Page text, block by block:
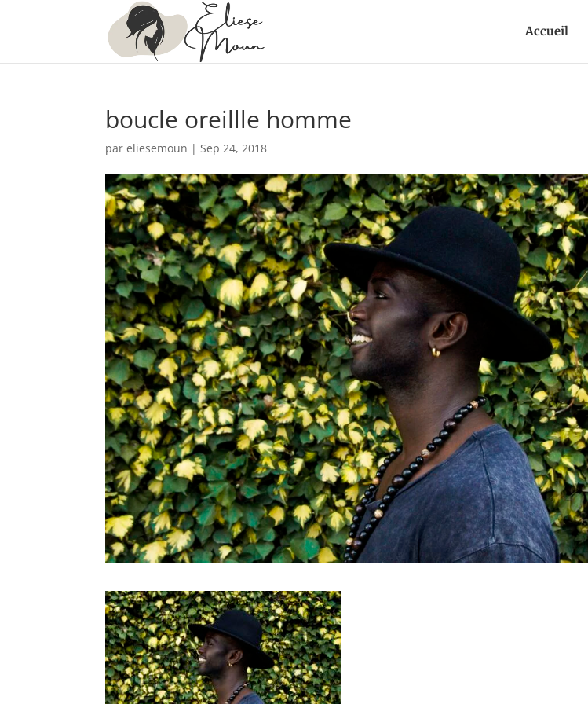
Accueil
boucle oreillle homme
pareliesemoun |Sep 24, 2018